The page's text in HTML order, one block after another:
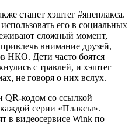
станет хэштег #янеплакса.
его в социальных
сложный момент,
внимание друзей,
НКО. Дети часто боятся
с травлей, и хэштег
не говоря о них вслух.
QR-кодом со ссылкой
серии «Плаксы».
в видеосервисе Wink по